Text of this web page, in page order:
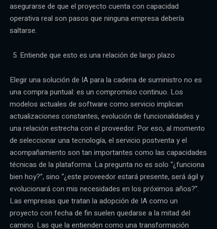
asegurarse de que el proyecto cuenta con capacidad
operativa real son pasos que ninguna empresa debería
saltarse.
Entiende que esto es una relación de largo plazo
Elegir una solución de IA para la cadena de suministro no es
una compra puntual: es un compromiso continuo. Los
modelos actuales de software como servicio implican
actualizaciones constantes, evolución de funcionalidades y
una relación estrecha con el proveedor. Por eso, al momento
de seleccionar una tecnología, el servicio postventa y el
acompañamiento son tan importantes como las capacidades
técnicas de la plataforma. La pregunta no es solo “¿funciona
bien hoy?”, sino “¿este proveedor estará presente, será ágil y
evolucionará con mis necesidades en los próximos años?”.
Las empresas que tratan la adopción de IA como un
proyecto con fecha de fin suelen quedarse a la mitad del
camino. Las que la entienden como una transformación